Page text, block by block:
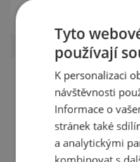
NABÍDKA
PRODEJ
DOKONČENO
Tyto
používají
K personalizaci
návštěvnosti
Informace o
stránek také
a analytickými